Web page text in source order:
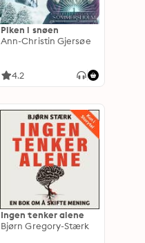
Piken i snøen
Ann-Christin Gjersøe
4.2
Ingen tenker alene
Bjørn Gregory-Stærk